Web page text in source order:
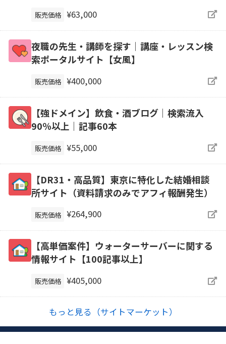
販売価格 ¥63,000
夜職の先生・講師を探す｜講座・レッスン検
索ポータルサイト【女風】
販売価格 ¥400,000
【強ドメイン】飲食・酒ブログ｜検索流入
90％以上｜記事60本
販売価格 ¥55,000
【DR31・高品質】東京に特化した結婚相談
所サイト（資料請求のみでアフィ報酬発生）
販売価格 ¥264,900
【高単価案件】ウォーターサーバーに関する
情報サイト【100記事以上】
販売価格 ¥405,000
もっと見る（サイトマーケット）